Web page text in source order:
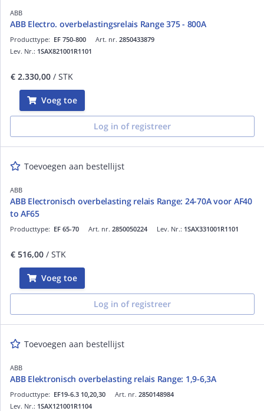
ABB
ABB Electro. overbelastingsrelais Range 375 - 800A
Art. nr. 2850433879
Producttype: EF 750-800
Lev. Nr.: 1SAX821001R1101
€ 2.330,00 / STK
Voeg toe
Log in of registreer
Toevoegen aan bestellijst
ABB
ABB Electronisch overbelasting relais Range: 24-70A voor AF40
to AF65
Art. nr. 2850050224
Producttype: EF 65-70 Lev. Nr.: 1SAX331001R1101
€ 516,00 / STK
Voeg toe
Log in of registreer
Toevoegen aan bestellijst
ABB
ABB Elektronisch overbelasting relais Range: 1,9-6,3A
Art. nr. 2850148984
Producttype: EF19-6.3 10,20,30
Lev. Nr.: 1SAX121001R1104